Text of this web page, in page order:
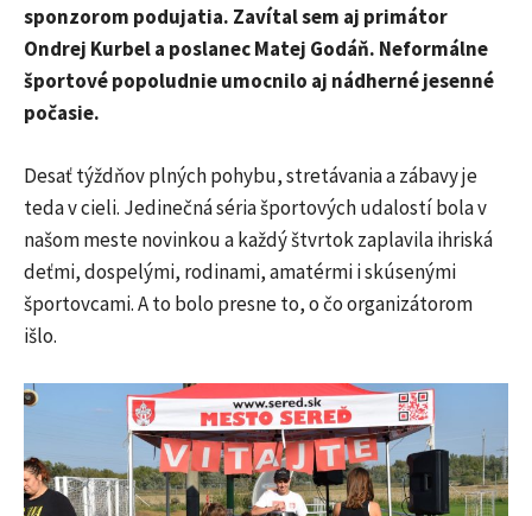
sponzorom podujatia. Zavítal sem aj primátor
Ondrej Kurbel a poslanec Matej Godáň. Neformálne
športové popoludnie umocnilo aj nádherné jesenné
počasie.
Desať týždňov plných pohybu, stretávania a zábavy je
teda v cieli. Jedinečná séria športových udalostí bola v
našom meste novinkou a každý štvrtok zaplavila ihriská
deťmi, dospelými, rodinami, amatérmi i skúsenými
športovcami. A to bolo presne to, o čo organizátorom
išlo.